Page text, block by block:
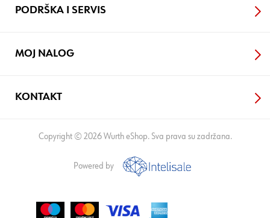
PODRŠKA I SERVIS
MOJ NALOG
KONTAKT
Copyright © 2026 Wurth eShop. Sva prava su zadržana.
Powered by